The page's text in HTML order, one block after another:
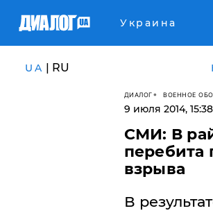
Украина
UA | RU
ДИАЛОГ ВОЕННОЕ
9 июля 2014, 15:38
СМИ: В
перебита
взрыва
В